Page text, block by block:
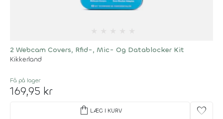
2 Webcam Covers, Rfid-, Mic- Og Datablocker Kit
Kikkerland
Få på lager
169,95 kr
shopping_bag LÆG I KURV favorite